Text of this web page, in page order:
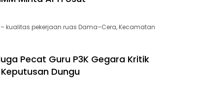
kualitas pekerjaan ruas Dama–Cera, Kecamatan
Pecat Guru P3K Gegara Kritik
Keputusan Dungu